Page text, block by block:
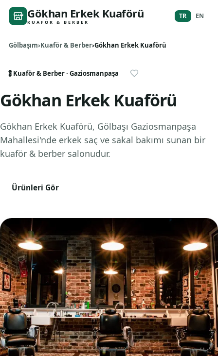
Gökhan Erkek Kuaförü
KUAFÖR & BERBER
TR EN
Gölbaşım Kuaför & Berber Gökhan Erkek Kuaförü
💈Kuaför & Berber· Gaziosmanpaşa
Gökhan Erkek Kuaförü
Gökhan Erkek Kuaförü, Gölbaşı Gaziosmanpaşa
Mahallesi'nde erkek saç ve sakal bakımı sunan bir
kuaför & berber salonudur.
Ürünleri Gör